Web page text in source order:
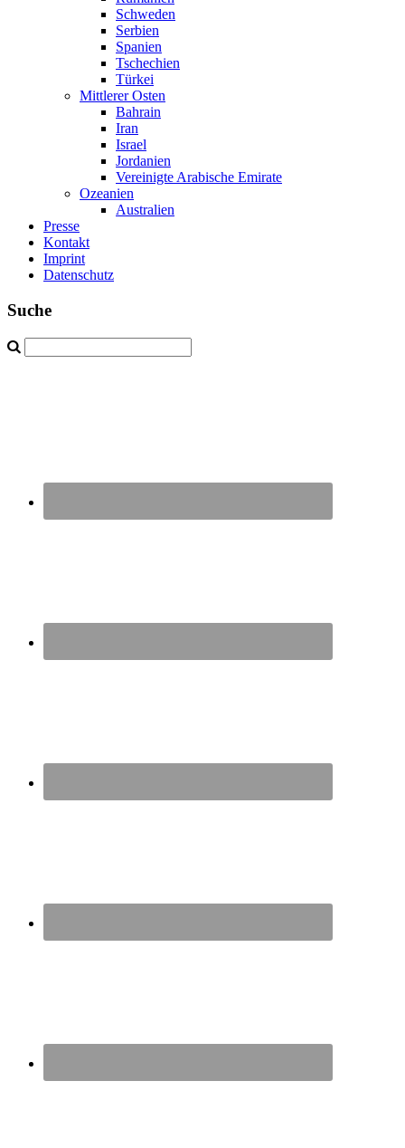
Schweden
Serbien
Spanien
Tschechien
Türkei
Mittlerer Osten
Bahrain
Iran
Israel
Jordanien
Vereinigte Arabische Emirate
Ozeanien
Australien
Presse
Kontakt
Imprint
Datenschutz
Suche